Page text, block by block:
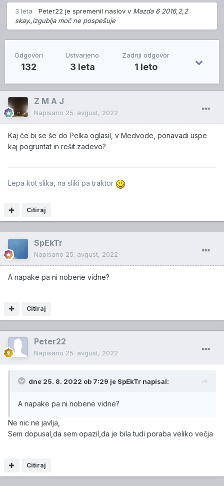
3 leta Peter22 je spremenil naslov v Mazda 6 2016,2,2
skay.,izgublja moč ne pospešuje
Odgovori
132
Ustvarjeno
3 leta
Zadnji odgovor
1 leto
Z M A J
Napisano 25. avgust, 2022
Kaj če bi se še do Pelka oglasil, v Medvode, ponavadi uspe
kaj pogruntat in rešit zadevo?
Citiraj
Lepa kot slika, na sliki pa traktor
SpEkTr
Napisano 25. avgust, 2022
A napake pa ni nobene vidne?
Citiraj
Peter22
Napisano 25. avgust, 2022
dne 25. 8. 2022 ob 7:29 je SpEkTr napisal:
A napake pa ni nobene vidne?
Ne nic ne javlja,
Sem dopusal,da sem opazil,da je bila tudi poraba veliko večja
Citiraj